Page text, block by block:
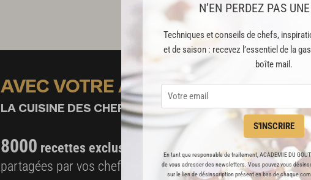
N’EN PERDEZ PAS
Techniques et conseils de chefs,
et de saison : recevez l’essentiel de la
boîte mail.
S'INSCRIRE
En tant que responsable de traitement, ACADEMIE DU
de vous adresser des newsletters. Vous pouvez vous
sur le lien de désinscription présent en bas de chaque
Cette recette est réservée aux
AVEC VOTRE ABONNEMENT
LA CUISINE DES CHEFS, ENFIN ACCESSIBLE !
8000 recettes exclusives
partagées par vos chefs préférés